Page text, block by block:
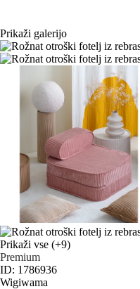
Prikaži galerijo
Prikaži vse (+9)
Premium
ID: 1786936
Wigiwama